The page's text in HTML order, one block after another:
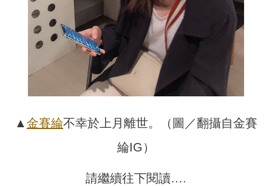
▲ 金賽綸不幸於上月離世。（圖／翻攝自金賽
綸IG）
請繼續往下閱讀….